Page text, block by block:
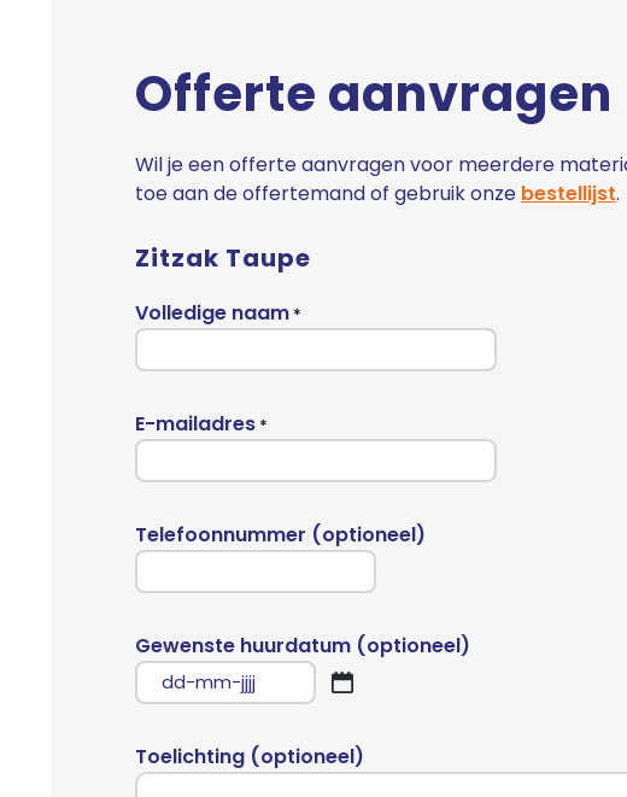
Offerte aanvragen
Wil je een offerte aanvragen voor meerdere
toe aan de offertemand of gebruik onze bestellijst.
Zitzak Taupe
Volledige naam *
E-mailadres *
Telefoonnummer (optioneel)
Gewenste huurdatum (optioneel)
DD
MM
dash
Toelichting (optioneel)